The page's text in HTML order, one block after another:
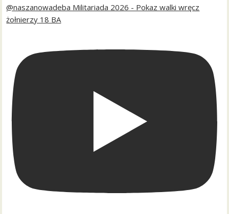
@naszanowadeba Militariada 2026 - Pokaz walki wręcz
żołnierzy 18 BA